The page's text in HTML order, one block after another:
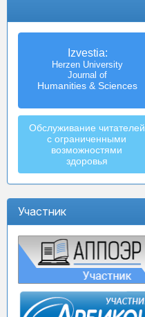
Izvestia:
Herzen University
Journal of
Humanities & Sciences
Обслуживание читателей
с ограниченными
возможностями
здоровья
Участник